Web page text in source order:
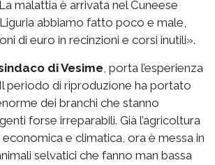
malattia è arrivata nel Cuneese
abbiamo fatto poco e male,
di euro in recinzioni e corsi inutili».
di Vesime, porta l’esperienza
periodo di riproduzione ha portato
dei branchi che stanno
forse irreparabili. Già l’agricoltura
e climatica, ora è messa in
selvatici che fanno man bassa